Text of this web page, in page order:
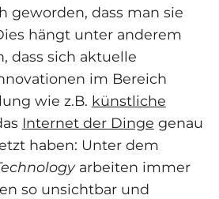
geworden, dass man sie
hängt unter anderem
dass sich aktuelle
im Bereich
wie z.B. künstliche
Internet der Dinge genau
haben: Unter dem
arbeiten immer
so unsichtbar und